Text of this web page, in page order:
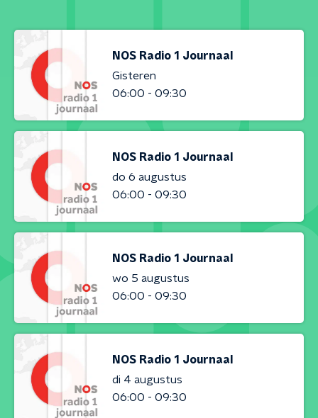
NOS Radio 1 Journaal
Gisteren
06:00 - 09:30
NOS Radio 1 Journaal
do 6 augustus
06:00 - 09:30
NOS Radio 1 Journaal
wo 5 augustus
06:00 - 09:30
NOS Radio 1 Journaal
di 4 augustus
06:00 - 09:30